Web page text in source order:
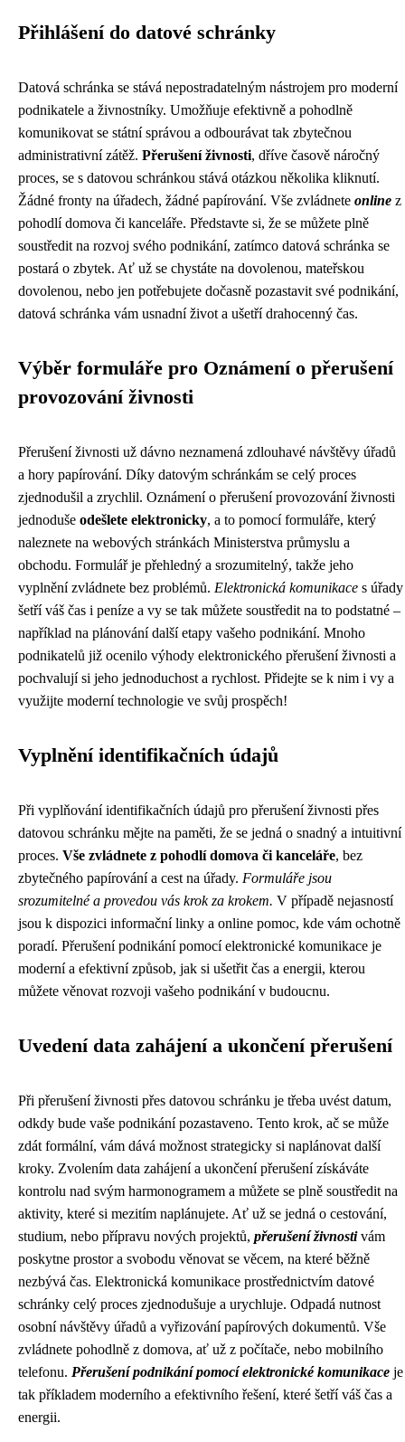
Přihlášení do datové schránky
Datová schránka se stává nepostradatelným nástrojem pro moderní
podnikatele a živnostníky. Umožňuje efektivně a pohodlně
komunikovat se státní správou a odbourávat tak zbytečnou
administrativní zátěž. Přerušení živnosti, dříve časově náročný
proces, se s datovou schránkou stává otázkou několika kliknutí.
Žádné fronty na úřadech, žádné papírování. Vše zvládnete online z
pohodlí domova či kanceláře. Představte si, že se můžete plně
soustředit na rozvoj svého podnikání, zatímco datová schránka se
postará o zbytek. Ať už se chystáte na dovolenou, mateřskou
dovolenou, nebo jen potřebujete dočasně pozastavit své podnikání,
datová schránka vám usnadní život a ušetří drahocenný čas.
Výběr formuláře pro Oznámení o přerušení
provozování živnosti
Přerušení živnosti už dávno neznamená zdlouhavé návštěvy úřadů
a hory papírování. Díky datovým schránkám se celý proces
zjednodušil a zrychlil. Oznámení o přerušení provozování živnosti
jednoduše odešlete elektronicky, a to pomocí formuláře, který
naleznete na webových stránkách Ministerstva průmyslu a
obchodu. Formulář je přehledný a srozumitelný, takže jeho
vyplnění zvládnete bez problémů. Elektronická komunikace s úřady
šetří váš čas i peníze a vy se tak můžete soustředit na to podstatné –
například na plánování další etapy vašeho podnikání. Mnoho
podnikatelů již ocenilo výhody elektronického přerušení živnosti a
pochvalují si jeho jednoduchost a rychlost. Přidejte se k nim i vy a
využijte moderní technologie ve svůj prospěch!
Vyplnění identifikačních údajů
Při vyplňování identifikačních údajů pro přerušení živnosti přes
datovou schránku mějte na paměti, že se jedná o snadný a intuitivní
proces. Vše zvládnete z pohodlí domova či kanceláře, bez
zbytečného papírování a cest na úřady. Formuláře jsou
srozumitelné a provedou vás krok za krokem. V případě nejasností
jsou k dispozici informační linky a online pomoc, kde vám ochotně
poradí. Přerušení podnikání pomocí elektronické komunikace je
moderní a efektivní způsob, jak si ušetřit čas a energii, kterou
můžete věnovat rozvoji vašeho podnikání v budoucnu.
Uvedení data zahájení a ukončení přerušení
Při přerušení živnosti přes datovou schránku je třeba uvést datum,
odkdy bude vaše podnikání pozastaveno. Tento krok, ač se může
zdát formální, vám dává možnost strategicky si naplánovat další
kroky. Zvolením data zahájení a ukončení přerušení získáváte
kontrolu nad svým harmonogramem a můžete se plně soustředit na
aktivity, které si mezitím naplánujete. Ať už se jedná o cestování,
studium, nebo přípravu nových projektů, přerušení živnostivám
poskytne prostor a svobodu věnovat se věcem, na které běžně
nezbývá čas. Elektronická komunikace prostřednictvím datové
schránky celý proces zjednodušuje a urychluje. Odpadá nutnost
osobní návštěvy úřadů a vyřizování papírových dokumentů. Vše
zvládnete pohodlně z domova, ať už z počítače, nebo mobilního
telefonu. Přerušení podnikání pomocí elektronické komunikace je
tak příkladem moderního a efektivního řešení, které šetří váš čas a
energii.